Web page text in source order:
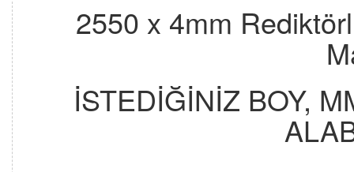
2550 x 4mm
İSTEDİĞİNİZ BOY,